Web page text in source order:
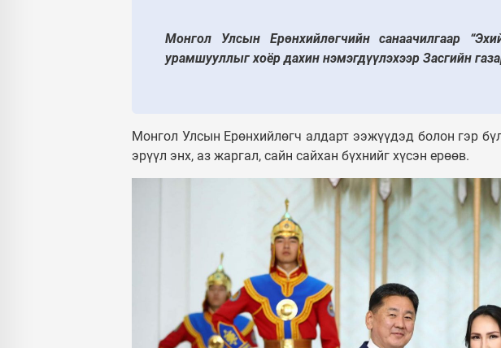
Монгол Улсын Ерөнхийлөгчийн санаачилгаар
урамшууллыг хоёр дахин нэмэгдүүлэхээр Засгийн
Монгол Улсын Ерөнхийлөгч алдарт ээжүүдэд болон гэр
эрүүл энх, аз жаргал, сайн сайхан бүхнийг хүсэн ерөөв.